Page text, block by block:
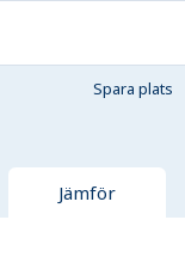
Spara plats
Jämför